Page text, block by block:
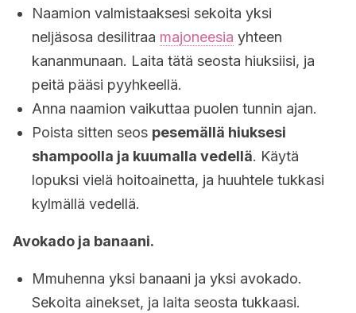
Naamion valmistaaksesi sekoita yksi
neljäsosa desilitraa majoneesia yhteen
kananmunaan. Laita tätä seosta hiuksiisi, ja
peitä pääsi pyyhkeellä.
Anna naamion vaikuttaa puolen tunnin ajan.
Poista sitten seos pesemällä hiuksesi
shampoolla ja kuumalla vedellä. Käytä
lopuksi vielä hoitoainetta, ja huuhtele tukkasi
kylmällä vedellä.
Avokado ja banaani.
Mmuhenna yksi banaani ja yksi avokado.
Sekoita ainekset, ja laita seosta tukkaasi.